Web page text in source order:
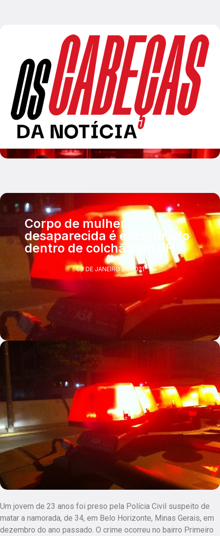
Corpo de mulher
desaparecida é encontrado
dentro de colchão em BH
08 DE JANEIRO DE 2021
Um jovem de 23 anos foi preso pela Polícia Civil suspeito de
matar a namorada, de 34, em Belo Horizonte, Minas Gerais, em
dezembro do ano passado. O crime ocorreu no bairro Primeiro